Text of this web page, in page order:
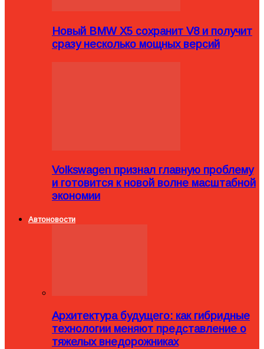
Новый BMW X5 сохранит V8 и получит
сразу несколько мощных версий
Volkswagen признал главную проблему
и готовится к новой волне масштабной
экономии
Автоновости
Архитектура будущего: как гибридные
технологии меняют представление о
тяжелых внедорожниках